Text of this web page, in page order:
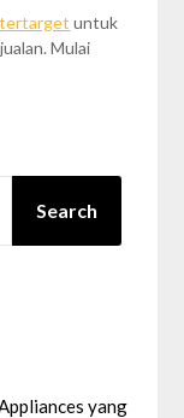
tertarget untuk
Mulai
Search
yang